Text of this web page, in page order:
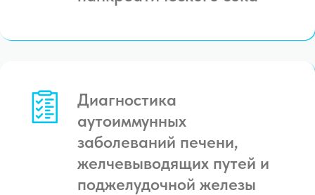
Диагностика
аутоиммунных
заболеваний печени,
желчевыводящих путей и
поджелудочной железы